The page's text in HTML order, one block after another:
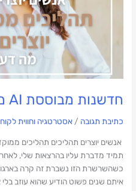
חדשנות מבוססת AI מתחילה באנשים
כתיבת תגובה /אסטרטגיה וחווית לקוח
אנשים יוצרים תהליכים תהליכים
תמיד מדברת עליו בהרצאות שלי,
כשהשרשרת הזו נשברת זה קרה
איתם שנים פשוט הודיע שהוא עוזב